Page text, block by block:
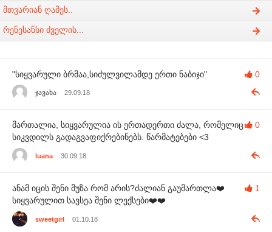
მთვარიან ღამეს..
რენესანსი ძველის...
0
"სიყვარული ბრმაა,სიძულვილამდე ერთი ნაბიჯი"
ჯავახა 29.09.18
0
მართალია, სიყვარულია ის ერთადერთი ძალა, რომელიც
სიკვდილს გადაგვაფიქრებინებს. წარმატებები <3
luana 30.09.18
1
ანამ იცის შენი მუზა რომ არის?ძალიან გაუმართლა❤️
სიყვარულით სავსეა შენი ლექსები❤️❤️
sweetgirl 01.10.18